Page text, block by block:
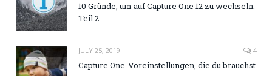
10 Gründe, um auf Capture One 12 zu wechseln.
Teil 2
JULY 25, 2019 4
Capture One-Voreinstellungen, die du brauchst